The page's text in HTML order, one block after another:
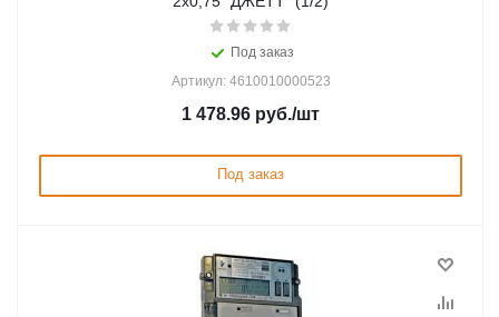
Под заказ
Артикул: 4610010000523
1 478.96 руб./шт
Под заказ